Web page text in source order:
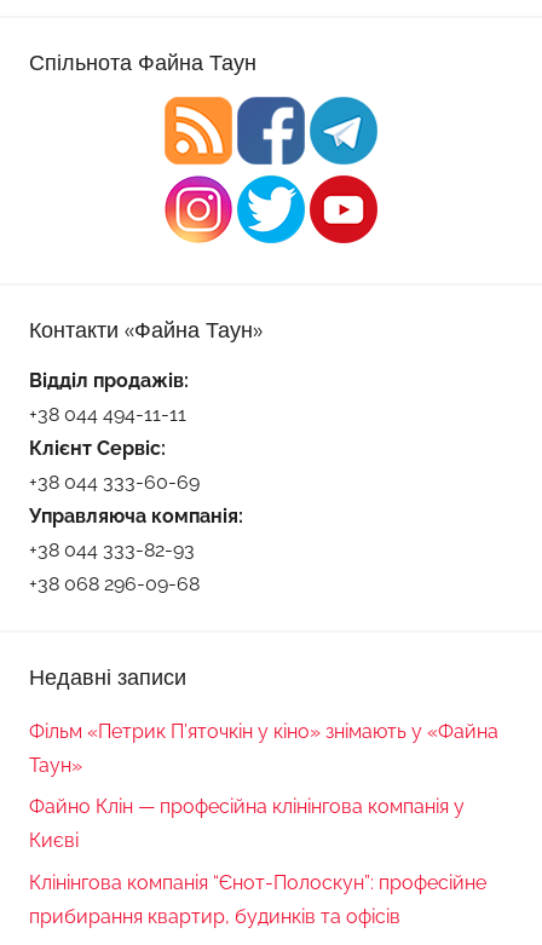
Спільнота Файна Таун
Контакти «Файна Таун»
Відділ продажів:
+38 044 494-11-11
Клієнт Сервіс:
+38 044 333-60-69
Управляюча компанія:
+38 044 333-82-93
+38 068 296-09-68
Недавні записи
Фільм «Петрик П’яточкін у кіно» знімають у «Файна
Таун»
Файно Клін — професійна клінінгова компанія у
Києві
Клінінгова компанія “Єнот-Полоскун”: професійне
прибирання квартир, будинків та офісів